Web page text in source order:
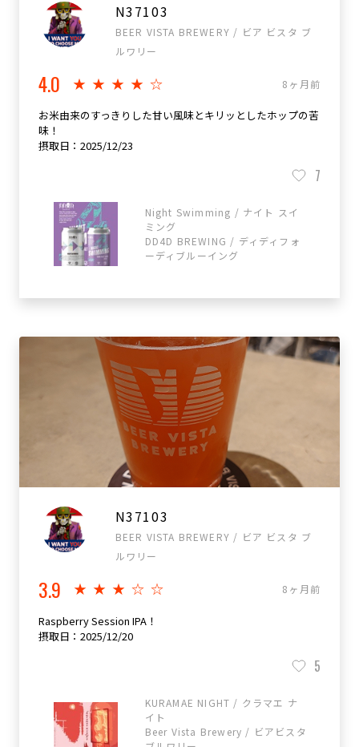
N37103
BEER VISTA BREWERY / ビア ビスタ ブ
ルワリー
4.0 ★★★★☆ 8ヶ月前
お米由来のすっきりした甘い風味とキリッとしたホップの苦
味！
摂取日：2025/12/23
7
Night Swimming / ナイト スイ
ミング
DD4D BREWING / ディディフォ
ーディブルーイング
N37103
BEER VISTA BREWERY / ビア ビスタ ブ
ルワリー
3.9 ★★★☆☆ 8ヶ月前
Raspberry Session IPA！
摂取日：2025/12/20
5
KURAMAE NIGHT / クラマエ ナ
イト
Beer Vista Brewery / ビアビスタ